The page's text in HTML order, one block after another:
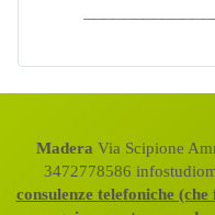
Madera Via Scipione
3472778586
consulenze telefoniche